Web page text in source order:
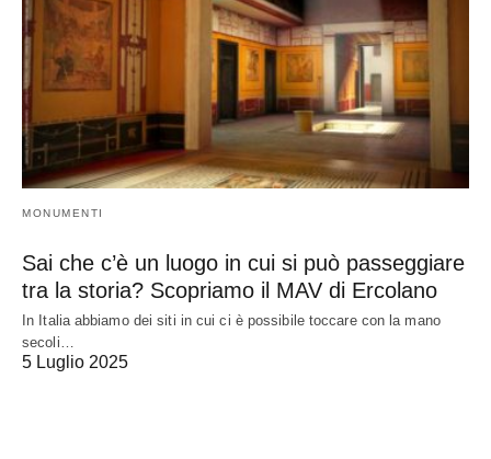
MONUMENTI
Sai che c’è un luogo in cui si può passeggiare
tra la storia? Scopriamo il MAV di Ercolano
In Italia abbiamo dei siti in cui ci è possibile toccare con la mano
secoli…
5 Luglio 2025